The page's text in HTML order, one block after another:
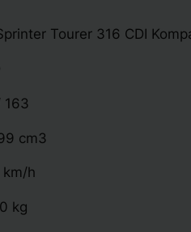
Tourer 316 CDI
163
cm3
km/h
kg